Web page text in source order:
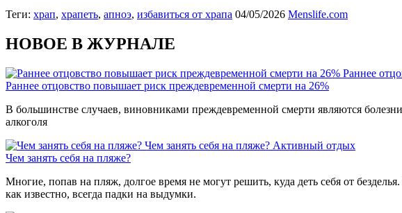
Теги: храп, храпеть, апноэ, избавиться от храпа 04/05/2026 Menslife.com
НОВОЕ В ЖУРНАЛЕ
Раннее
Раннее отцовство повышает риск преждевременной смерти на 26%
В большинстве случаев, виновниками преждевременной смерти являются
алкоголя
Чем занять себя на пляже? Активный отдых
Чем занять себя на пляже?
Многие, попав на пляж, долгое время не могут решить, куда деть себя от
как известно, всегда падки на выдумки.